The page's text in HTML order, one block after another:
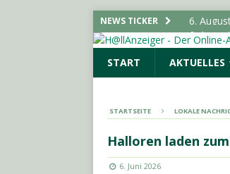
NEWS TICKER 6.
6.
LOKALE
START AKTUELLES
STARTSEITE LOKALE
Halloren laden
6. Juni 2026